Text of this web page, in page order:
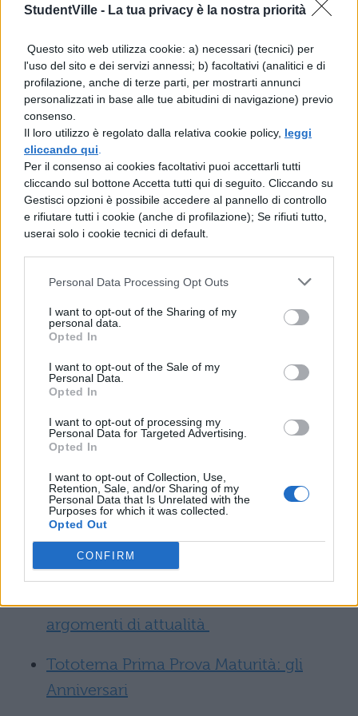
StudentVille - La tua privacy è la nostra priorità
Questo sito web utilizza cookie: a) necessari (tecnici) per
l'uso del sito e dei servizi annessi; b) facoltativi (analitici e di
profilazione, anche di terze parti, per mostrarti annunci
personalizzati in base alle tue abitudini di navigazione) previo
consenso.
Il loro utilizzo è regolato dalla relativa cookie policy, leggi
cliccando qui
Per il consenso ai cookies facoltativi puoi accettarli tutti
cliccando sul bottone Accetta tutti qui di seguito. Cliccando su
Gestisci opzioni è possibile accedere al pannello di controllo
e rifiutare tutti i cookie (anche di profilazione); Se rifiuti tutto,
userai solo i cookie tecnici di default.
Personal Data Processing Opt Outs
I want to opt-out of the Sharing of my
personal data.
Opted In
I want to opt-out of the Sale of my
Personal Data.
Opted In
I want to opt-out of processing my
Personal Data for Targeted Advertising.
Opted In
I want to opt-out of Collection, Use,
Retention, Sale, and/or Sharing of my
Personal Data that Is Unrelated with the
Purposes for which it was collected.
Opted Out
CONFIRM
regole sociali.
Testo argomentativo sui
diritti umani: conclusione
Partendo dal presupposto che la natura
biologica dell’uomo è violenta ed aggressiva,
è chiaro che il processo verso la
realizzazione totale dei diritti umani sarà
lento e problematico. Il percorso non è
lineare e coinvolge non solo gli stati e le
. Affinché venga eliminata
la violenza nel mondo, ogni cittadino deve
impegnarsi quotidianamente a rispettare e a
far rispettare i diritti umani: solo così passo
dopo passo si arriverà a costruire una società
all’insegna della pace e dell’altruismo
reciproco.
Maturità: prima prova
Prima Prova Maturità: lista saggi brevi
più probabili
argomenti di attualità
Tototema Prima Prova Maturità: gli
Anniversari